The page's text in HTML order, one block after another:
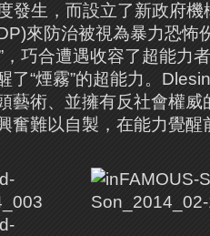
發生，而設立了新政府
來防治被視為暴力恐怖
，巧合遭遇收容了超能力
“煙霧”的超能力。
藝術、並擁有反社會權威
奮難以自製，在能力覺醒